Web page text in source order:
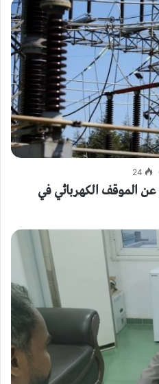
24
الطاقة ​عن الموقف الكهربائي في